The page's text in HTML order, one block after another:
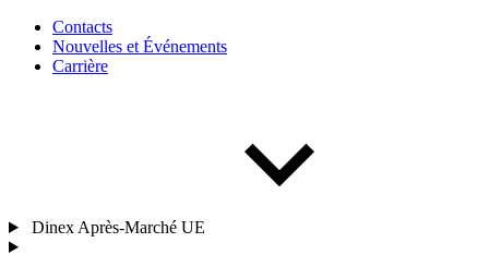
Contacts
Nouvelles et Événements
Carrière
Dinex Après-Marché UE